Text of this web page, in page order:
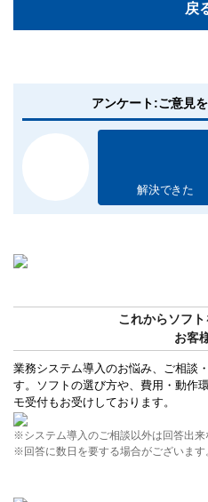
戻
アンケート:ご意見
解決できた
これからソフ
お客
業務システム導入のお悩み、ご相談
す。ソフトの選び方や、費用・動作
モ受付もお受けしております。
※システム導入のご相談以外は回答出来
※回答に数日を要する場合がございます